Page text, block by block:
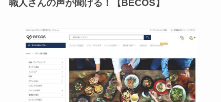
職人さんの声が聞ける！【BECOS】